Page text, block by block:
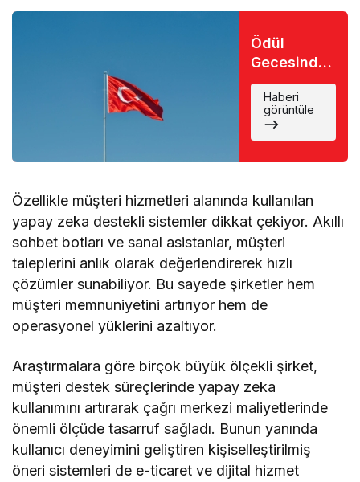
Ödül
Gecesinde
Büyük Şok:
Favori İsim
Eli Boş
Döndü
Haberi
görüntüle
Özellikle müşteri hizmetleri alanında kullanılan
yapay zeka destekli sistemler dikkat çekiyor. Akıllı
sohbet botları ve sanal asistanlar, müşteri
taleplerini anlık olarak değerlendirerek hızlı
çözümler sunabiliyor. Bu sayede şirketler hem
müşteri memnuniyetini artırıyor hem de
operasyonel yüklerini azaltıyor.
Araştırmalara göre birçok büyük ölçekli şirket,
müşteri destek süreçlerinde yapay zeka
kullanımını artırarak çağrı merkezi maliyetlerinde
önemli ölçüde tasarruf sağladı. Bunun yanında
kullanıcı deneyimini geliştiren kişiselleştirilmiş
öneri sistemleri de e-ticaret ve dijital hizmet